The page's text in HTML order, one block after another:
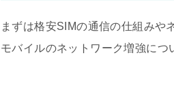
まずは格安SIMの通信の仕組みや
モバイルのネットワーク増強につ